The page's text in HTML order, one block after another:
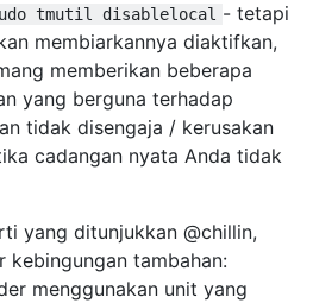
tmutil disablelocal - tetapi
membiarkannya diaktifkan,
memberikan beberapa
yang berguna terhadap
tidak disengaja / kerusakan
cadangan nyata Anda tidak
yang ditunjukkan @chillin,
kebingungan tambahan:
menggunakan unit yang